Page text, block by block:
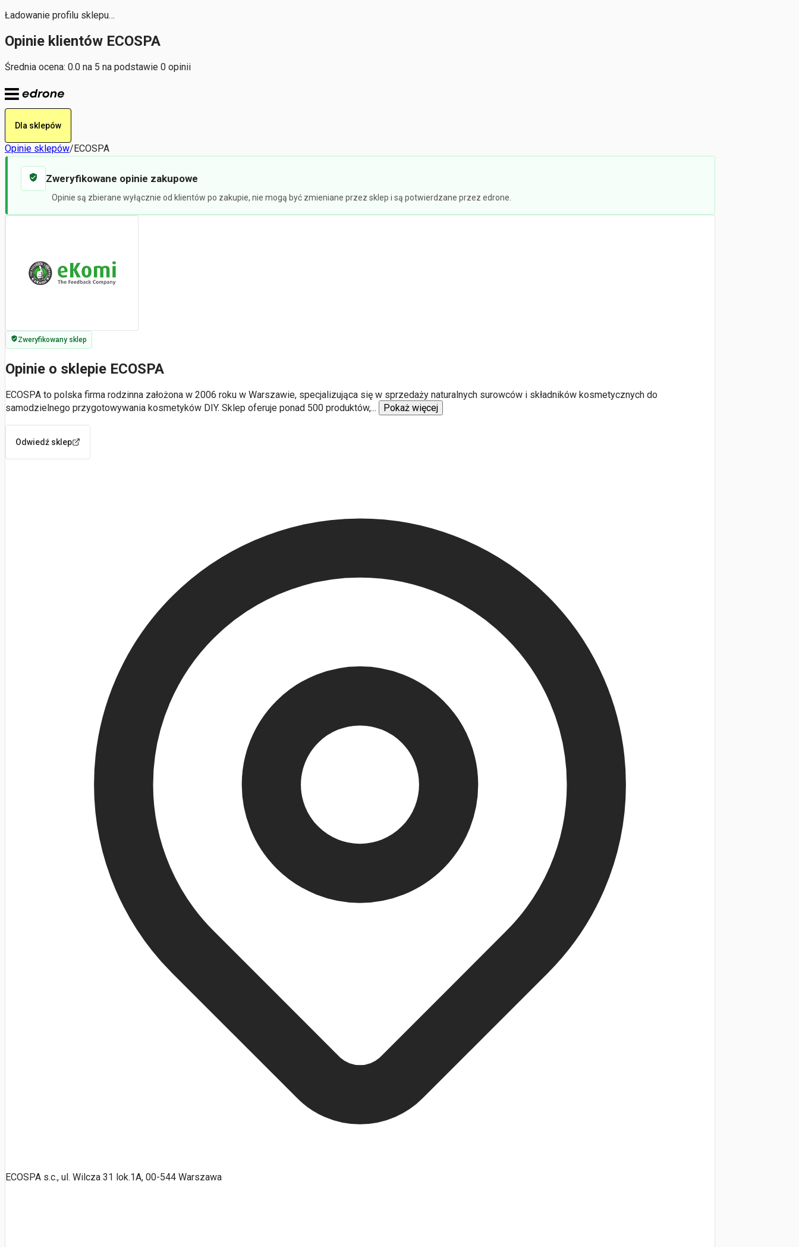
Ładowanie profilu sklepu…
Opinie klientów ECOSPA
Średnia ocena: 0.0 na 5 na podstawie 0 opinii
Dla sklepów
Opinie sklepów/ECOSPA
Zweryfikowane opinie zakupowe
Opinie są zbierane wyłącznie od klientów po zakupie, nie mogą być zmieniane przez sklep i są potwierdzane przez edrone.
Zweryfikowany sklep
Opinie o sklepie ECOSPA
ECOSPA to polska firma rodzinna założona w 2006 roku w Warszawie, specjalizująca się w sprzedaży naturalnych surowców i składników kosmetycznych do
samodzielnego przygotowywania kosmetyków DIY. Sklep oferuje ponad 500 produktów,... Pokaż więcej
Odwiedź sklep
ECOSPA s.c., ul. Wilcza 31 lok.1A, 00-544 Warszawa